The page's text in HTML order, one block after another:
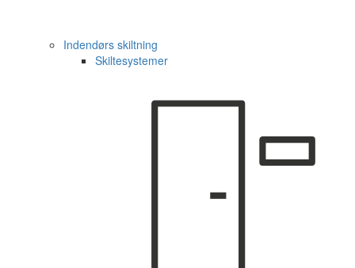
Indendørs skiltning
Skiltesystemer